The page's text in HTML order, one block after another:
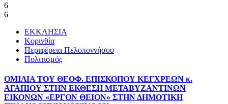
6
6
ΕΚΚΛΗΣΙΑ
Κορινθία
Περιφέρεια Πελοποννήσου
Πολιτισμός
ΟΜΙΛΙΑ ΤΟΥ ΘΕΟΦ. ΕΠΙΣΚΟΠΟΥ ΚΕΓΧΡΕΩΝ κ.
ΑΓΑΠΙΟΥ ΣΤΗΝ ΕΚΘΕΣΗ ΜΕΤΑΒΥΖΑΝΤΙΝΩΝ
ΕΙΚΟΝΩΝ «ΕΡΓΟΝ ΘΕΙΟΝ» ΣΤΗΝ ΔΗΜΟΤΙΚΗ